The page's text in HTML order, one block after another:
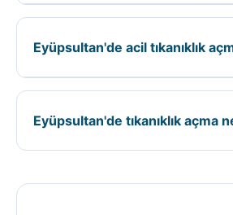
Eyüpsultan ilçesinde tıkanıklık
Eyüpsultan'de acil tıkanıklık
Evet, Eyüpsultan ilçesinde 7/24
Eyüpsultan'de tıkanıklık açma
Eyüpsultan'de tıkanıklık açma